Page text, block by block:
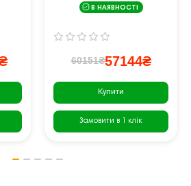
В НАЯВНОСТІ
60151₴57144₴
Купити
Замовити в 1 клік